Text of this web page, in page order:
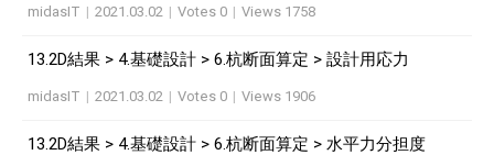
midasIT | 2021.03.02 | Votes 0 | Views 1758
13.2D結果 > 4.基礎設計 > 6.杭断面算定 > 設計用応力
midasIT | 2021.03.02 | Votes 0 | Views 1906
13.2D結果 > 4.基礎設計 > 6.杭断面算定 > 水平力分担度